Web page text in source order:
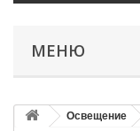
МЕНЮ
Освещение